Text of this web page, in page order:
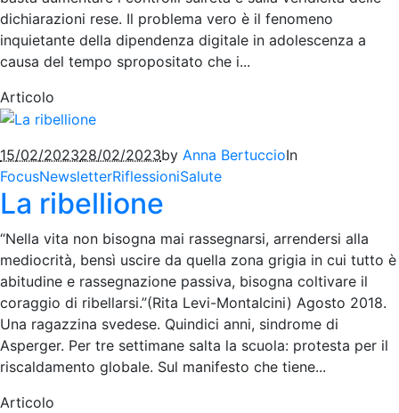
dichiarazioni rese. Il problema vero è il fenomeno
inquietante della dipendenza digitale in adolescenza a
causa del tempo spropositato che i...
Articolo
15/02/202328/02/2023by Anna BertuccioIn
FocusNewsletterRiflessioniSalute
La ribellione
“Nella vita non bisogna mai rassegnarsi, arrendersi alla
mediocrità, bensì uscire da quella zona grigia in cui tutto è
abitudine e rassegnazione passiva, bisogna coltivare il
coraggio di ribellarsi.”(Rita Levi-Montalcini) Agosto 2018.
Una ragazzina svedese. Quindici anni, sindrome di
Asperger. Per tre settimane salta la scuola: protesta per il
riscaldamento globale. Sul manifesto che tiene...
Articolo